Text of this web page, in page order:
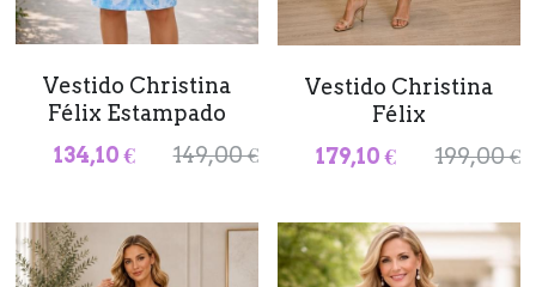
Desistimiento
Buscar
Vestido Christina
Félix Estampado
134,10 €
149,00 €
Vestido Christina
Félix
179,10 €
199,00 €
Olimara
Novedades